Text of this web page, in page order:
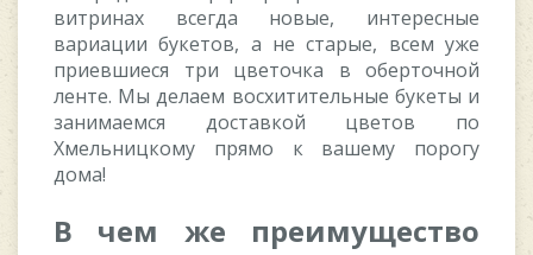
витринах всегда новые, интересные
вариации букетов, а не старые, всем уже
приевшиеся три цветочка в оберточной
ленте. Мы делаем восхитительные букеты и
занимаемся доставкой цветов по
Хмельницкому прямо к вашему порогу
дома!
В чем же преимущество